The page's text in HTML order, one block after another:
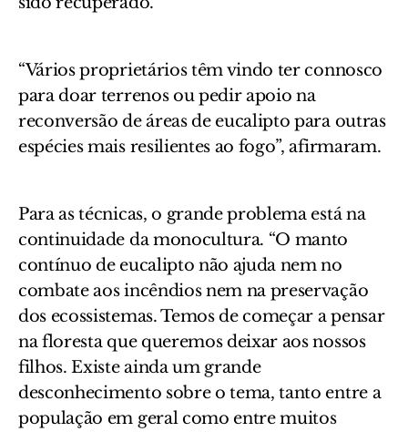
“Vários proprietários têm vindo ter connosco
para doar terrenos ou pedir apoio na
reconversão de áreas de eucalipto para outras
espécies mais resilientes ao fogo”, afirmaram.
Para as técnicas, o grande problema está na
continuidade da monocultura. “O manto
contínuo de eucalipto não ajuda nem no
combate aos incêndios nem na preservação
dos ecossistemas. Temos de começar a pensar
na floresta que queremos deixar aos nossos
filhos. Existe ainda um grande
desconhecimento sobre o tema, tanto entre a
população em geral como entre muitos